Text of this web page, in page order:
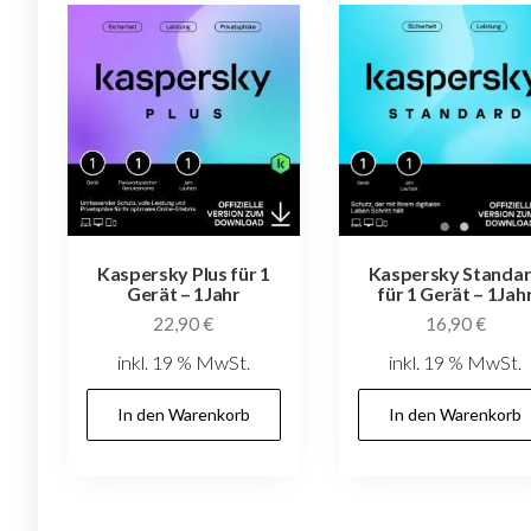
Kaspersky Plus für 1
Gerät – 1Jahr
22,90€
inkl. 19 % MwSt.
In den Warenkorb
Kaspersky
für 1 Gerät –
16,90€
inkl. 19 % MwSt.
In den Warenkorb